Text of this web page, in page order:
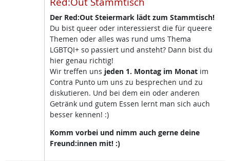
Der Red:Out Steiermark lädt zum Stammtisch!
Du bist queer oder interessierst die für queere
Themen oder alles was rund ums Thema
LGBTQI+ so passiert und ansteht? Dann bist du
hier genau richtig!
Wir treffen uns jeden 1. Montag im Monat im
Contra Punto um uns zu besprechen und zu
diskutieren. Und bei dem ein oder anderen
Getränk und gutem Essen lernt man sich auch
besser kennen! :)
Komm vorbei und nimm auch gerne deine
Freund:innen mit! :)